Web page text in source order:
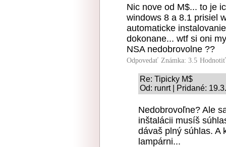
Nic nove od M$... to je
windows 8 a 8.1 prisiel
automaticke
dokonane... wtf si oni
NSA nedobrovolne ??
Odpovedať Známka: 3.5
Re: Tipicky M$
Od: runrt | Pridané:
Nedobrovoľne? Ale
inštalácii musíš
dávaš plný súhlas. A
lampárni...